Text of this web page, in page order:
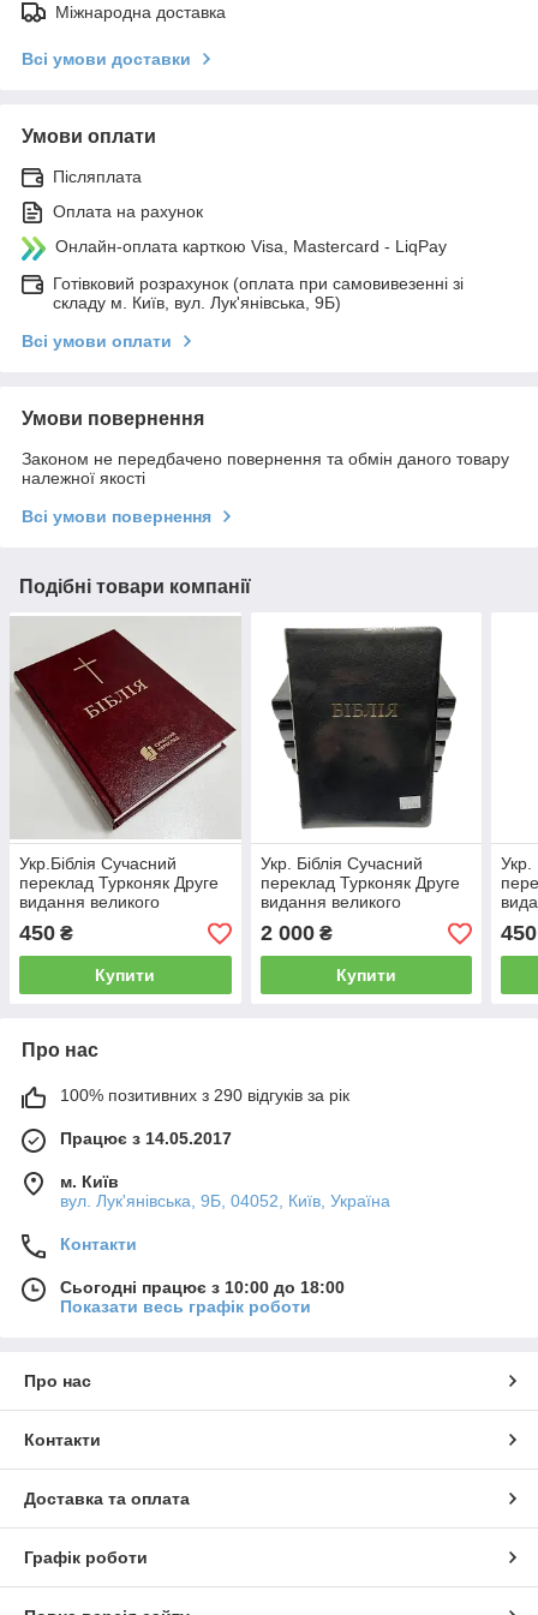
Міжнародна доставка
Всі умови доставки
Умови оплати
Післяплата
Оплата на рахунок
Онлайн-оплата карткою Visa, Mastercard - LiqPay
Готівковий розрахунок (оплата при самовивезенні зі
складу м. Київ, вул. Лук'янівська, 9Б)
Всі умови оплати
Умови повернення
Законом не передбачено повернення та обмін даного товару
належної якості
Всі умови повернення
Подібні товари компанії
Укр.Біблія Сучасний
переклад Турконяк Друге
видання великого
формату (бордо тверда
без застібки без
вказівників білий папір
450 ₴
Купити
Укр. Біблія Сучасний
переклад Турконяк Друге
видання великого
формату (чорна, шкіра,
золото, без вказівників,
без застібки, 17х24)
2 000₴
Купити
Укр.
без
450
Про нас
100% позитивних з 290 відгуків за рік
Працює з 14.05.2017
м. Київ
вул. Лук'янівська, 9Б, 04052, Київ, Україна
Контакти
Сьогодні працює з 10:00 до 18:00
Показати весь графік роботи
Про нас
Контакти
Доставка та оплата
Графік роботи